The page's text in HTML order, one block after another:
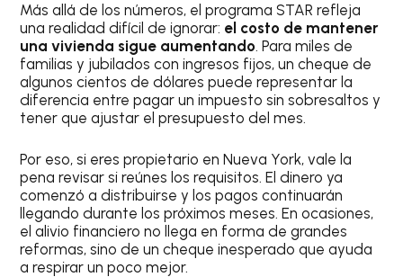
Más allá de los números, el programa STAR refleja
una realidad difícil de ignorar: el costo de mantener
una vivienda sigue aumentando. Para miles de
familias y jubilados con ingresos fijos, un cheque de
algunos cientos de dólares puede representar la
diferencia entre pagar un impuesto sin sobresaltos y
tener que ajustar el presupuesto del mes.
Por eso, si eres propietario en Nueva York, vale la
pena revisar si reúnes los requisitos. El dinero ya
comenzó a distribuirse y los pagos continuarán
llegando durante los próximos meses. En ocasiones,
el alivio financiero no llega en forma de grandes
reformas, sino de un cheque inesperado que ayuda
a respirar un poco mejor.